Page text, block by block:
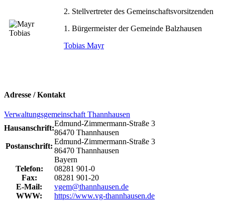
2. Stellvertreter des Gemeinschaftsvorsitzenden
1. Bürgermeister der Gemeinde Balzhausen
Tobias Mayr
Adresse / Kontakt
Verwaltungsgemeinschaft Thannhausen
Hausanschrift:
Edmund-Zimmermann-Straße 3
86470 Thannhausen
Postanschrift:
Edmund-Zimmermann-Straße 3
86470 Thannhausen
Bayern
Telefon:
08281 901-0
Fax:
08281 901-20
E-Mail:
vgem@thannhausen.de
WWW:
https://www.vg-thannhausen.de